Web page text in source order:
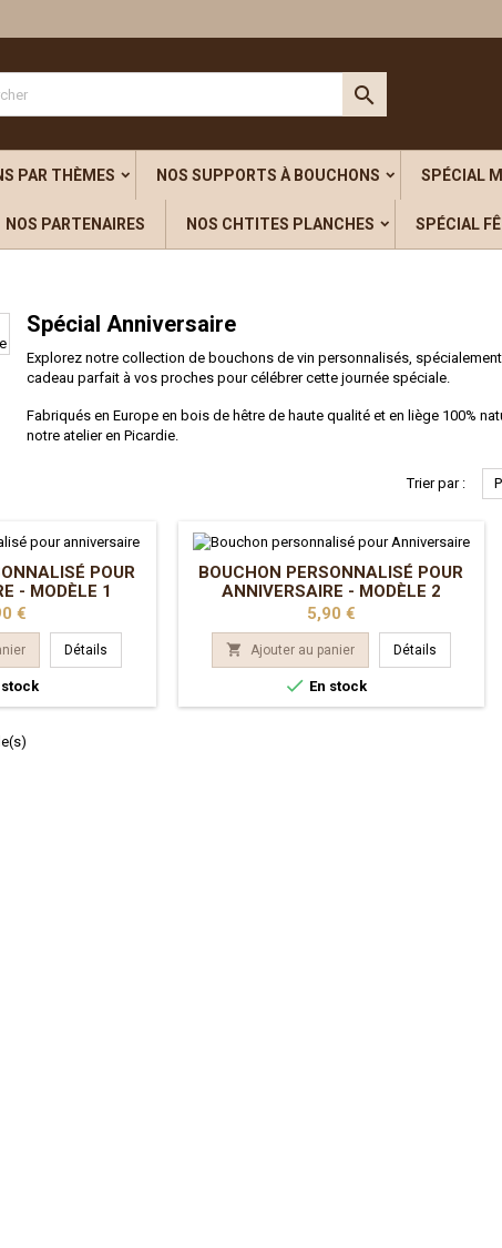
add_circle_outlineCréer une nouvelle liste
connecté pour ajouter des produits à votre liste d'envies.

PAR THÈMES NOS SUPPORTS À BOUCHONS SPÉCIAL
NOS PARTENAIRES NOS CHTITES PLANCHES SPÉCIAL
Spécial Anniversaire
Explorez notre collection de bouchons de vin personnalisés,
cadeau parfait à vos proches pour célébrer cette journée spéciale.
Fabriqués en Europe en bois de hêtre de haute qualité et en liège 100%
notre atelier en Picardie.
Trier par :
POUR
- MODÈLE 1
€
Détails
stock
BOUCHON PERSONNALISÉ POUR
ANNIVERSAIRE - MODÈLE 2
Prix
5,90 €
 Ajouter au panier Détails
 En stock